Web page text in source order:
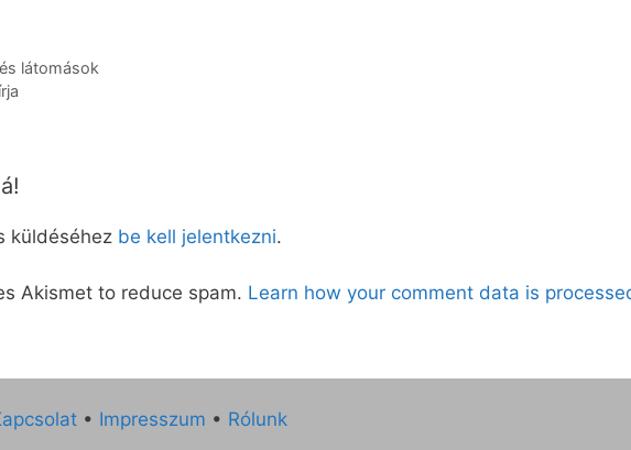
látomások
küldéséhez be kell jelentkezni.
Akismet to reduce spam. Learn how your comment data is
• Impresszum • Rólunk